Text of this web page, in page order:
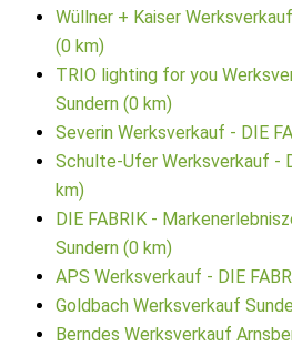
Wüllner + Kaiser
(0 km)
TRIO lighting for you
Sundern (0 km)
Severin Werksverkauf - DIE
Schulte-Ufer Werksverkauf -
km)
DIE FABRIK -
Sundern (0 km)
APS Werksverkauf - DIE
Goldbach Werksverkauf
Berndes Werksverkauf